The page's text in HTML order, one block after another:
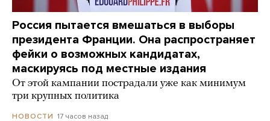
Россия пытается вмешаться в выборы
президента Франции. Она распространяет
фейки о возможных кандидатах,
маскируясь под местные издания
От этой кампании пострадали уже как минимум
три крупных политика
НОВОСТИ 17 часов назад